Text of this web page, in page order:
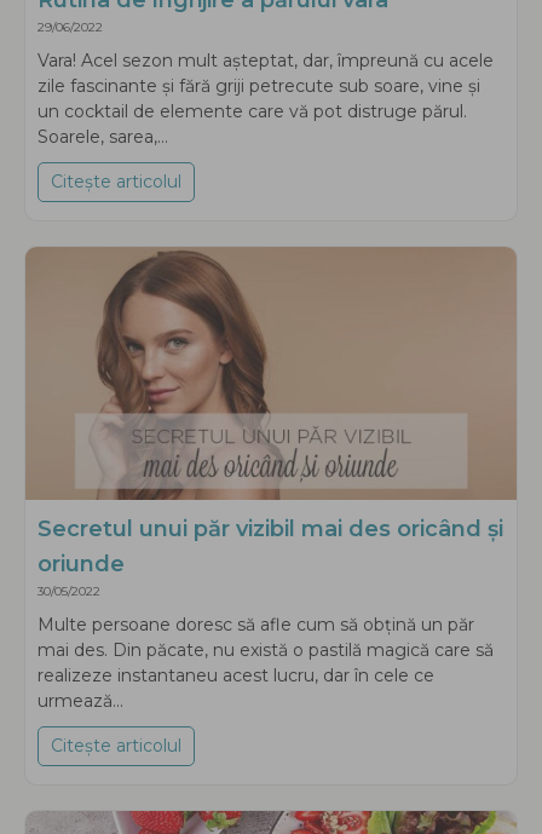
29/06/2022
Vara! Acel sezon mult așteptat, dar, împreună cu acele
zile fascinante și fără griji petrecute sub soare, vine și
un cocktail de elemente care vă pot distruge părul.
Soarele, sarea,...
Citește articolul
Secretul unui păr vizibil mai des oricând și
oriunde
30/05/2022
Multe persoane doresc să afle cum să obțină un păr
mai des. Din păcate, nu există o pastilă magică care să
realizeze instantaneu acest lucru, dar în cele ce
urmează...
Citește articolul